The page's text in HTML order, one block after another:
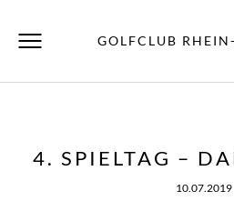
GOLFCLUB
4. SPIELTAG –
10.07.2019